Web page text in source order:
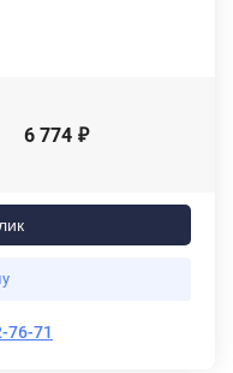
6 774 ₽
76-71